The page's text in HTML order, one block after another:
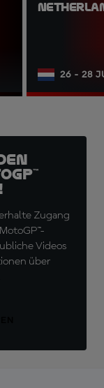
26 - 28
Zugang
Videos
über